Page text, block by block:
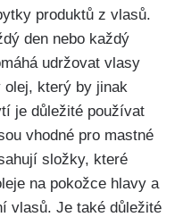
produktů z vlasů.
den ⁤nebo každý
udržovat vlasy
‍olej,⁤ který​ by jinak
je důležité⁣ používat
vhodné⁤ pro mastné
složky, které
na pokožce hlavy a
vlasů. Je také důležité